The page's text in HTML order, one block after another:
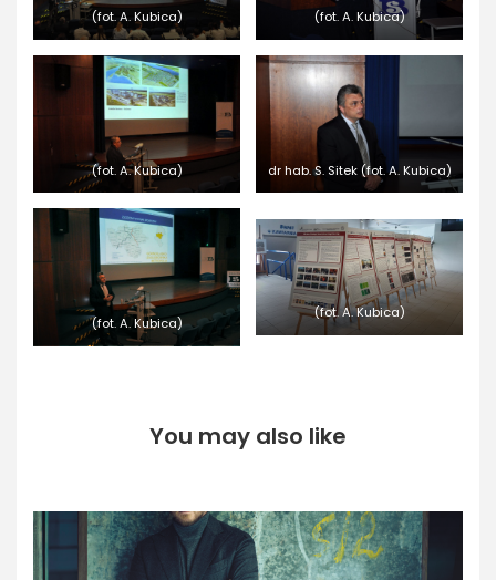
(fot. A. Kubica)
(fot. A. Kubica)
(fot. A. Kubica) dr hab. S. Sitek (fot. A. Kubica)
(fot. A. Kubica)
(fot. A. Kubica)
You may also like